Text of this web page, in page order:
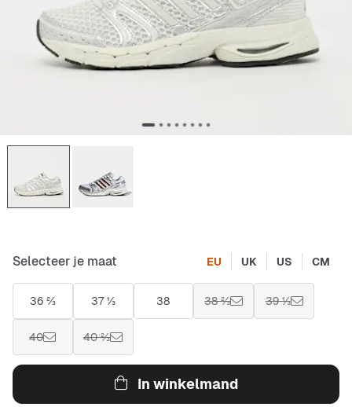
Selecteer je maat EU UK US CM
36 ⅔ 37 ⅓ 38 38 ⅔ 39 ⅓
40 40 ⅔
In winkelmand